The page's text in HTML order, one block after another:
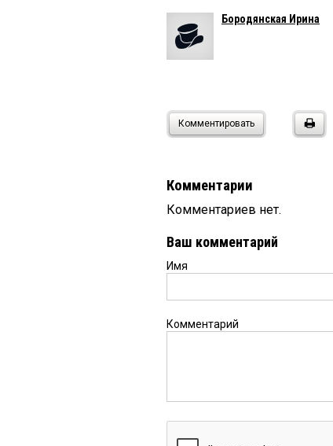
Бородянская Ирина
Комментировать
Комментарии
Комментариев нет.
Ваш комментарий
Имя
Комментарий